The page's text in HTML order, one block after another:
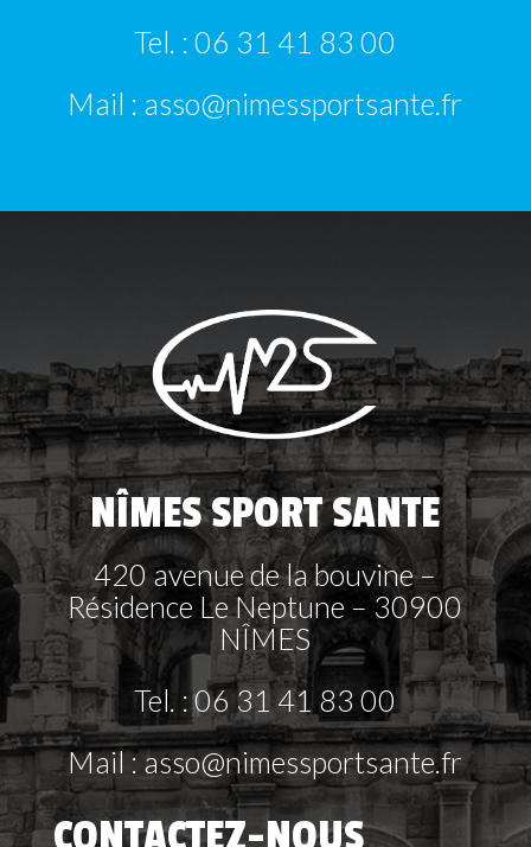
Tel. : 06 31 41 83 00
Mail : asso@nimessportsante.fr
NÎMES SPORT SANTE
420 avenue de la bouvine –
Résidence Le Neptune – 30900
NÎMES
Tel. : 06 31 41 83 00
Mail : asso@nimessportsante.fr